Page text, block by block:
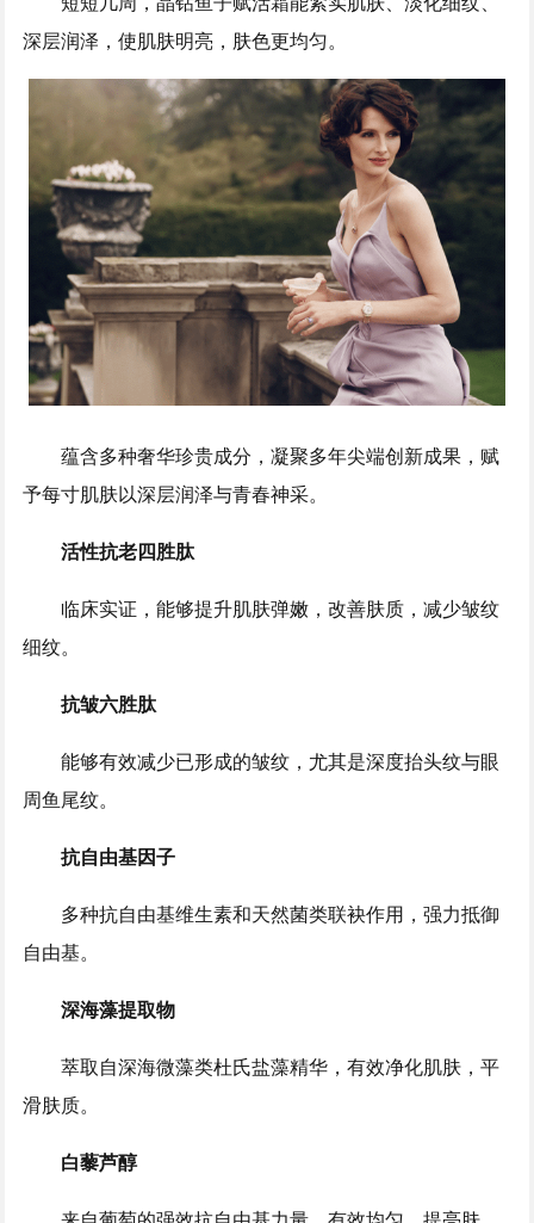
深层润泽，使肌肤明亮，肤色更均匀。
蕴含多种奢华珍贵成分，凝聚多年尖端创新成果，赋
予每寸肌肤以深层润泽与青春神采。
活性抗老四胜肽
临床实证，能够提升肌肤弹嫩，改善肤质，减少皱纹
细纹。
抗皱六胜肽
能够有效减少已形成的皱纹，尤其是深度抬头纹与眼
周鱼尾纹。
抗自由基因子
多种抗自由基维生素和天然菌类联袂作用，强力抵御
自由基。
深海藻提取物
萃取自深海微藻类杜氏盐藻精华，有效净化肌肤，平
滑肤质。
白藜芦醇